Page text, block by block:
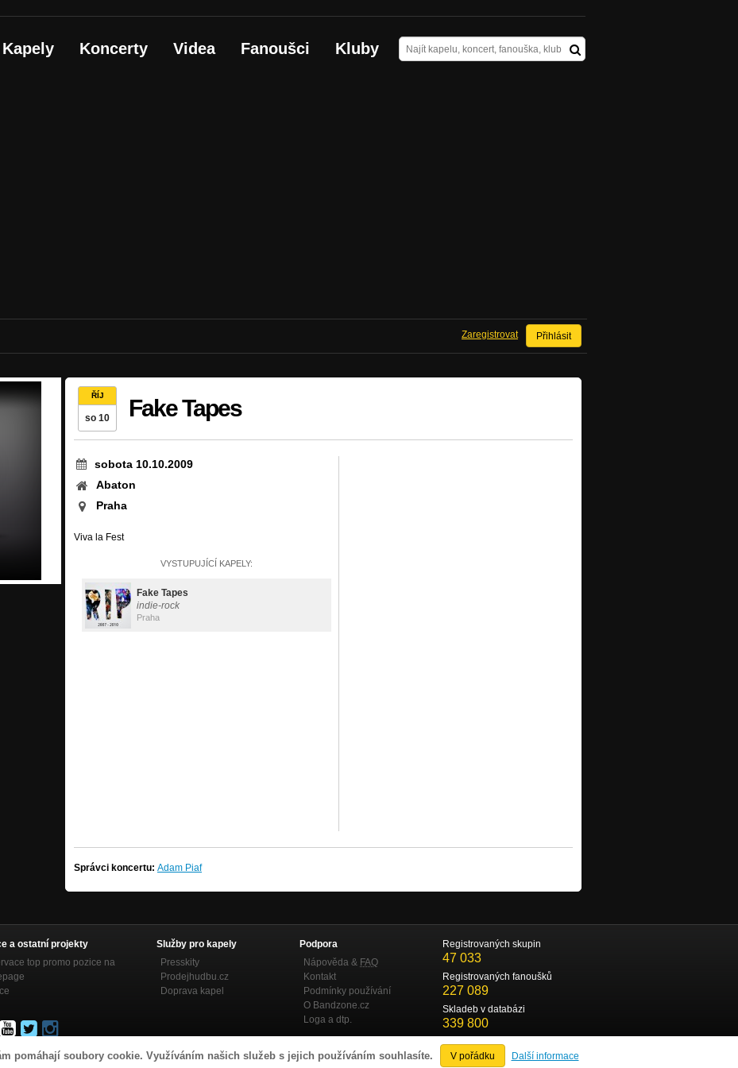
pomáhají soubory cookie. Využíváním našich služeb s jejich používáním souhlasíte. V pořádku Další informace
Kapely Koncerty Videa Fanoušci Kluby
Přihlásit
Zaregistrovat
ŘÍJ
so 10 Fake Tapes
sobota 10.10.2009
Abaton
Praha
Viva la Fest
VYSTUPUJÍCÍ KAPELY:
Fake Tapes
indie-rock
Praha
Správci koncertu: Adam Piaf
a ostatní projekty
top promo pozice na
Služby pro kapely
Presskity
Prodejhudbu.cz
Doprava kapel
Podpora
Nápověda & FAQ
Kontakt
Podmínky používání
O Bandzone.cz
Loga a dtp.
Registrovaných skupin
47 033
Registrovaných fanoušků
227 089
Skladeb v databázi
339 800